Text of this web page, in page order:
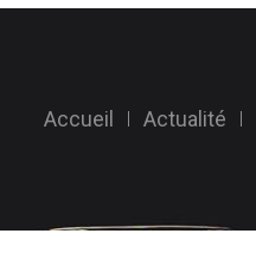
Accueil Actualité